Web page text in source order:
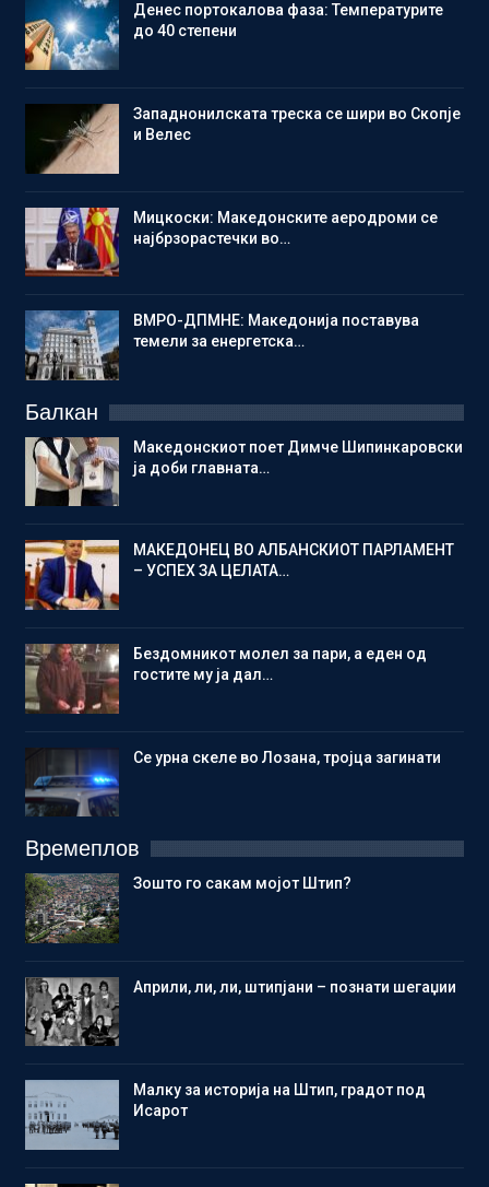
Денес портокалова фаза: Температурите
до 40 степени
Западнонилската треска се шири во Скопје
и Велес
Мицкоски: Македонските аеродроми се
најбрзорастечки во…
ВМРО-ДПМНЕ: Македонија поставува
темели за енергетска…
Балкан
Македонскиот поет Димче Шипинкаровски
ја доби главната…
МАКЕДОНЕЦ ВО АЛБАНСКИОТ ПАРЛАМЕНТ
– УСПЕХ ЗА ЦЕЛАТА…
Бездомникот молел за пари, а еден од
гостите му ја дал…
Се урна скеле во Лозана, тројца загинати
Времеплов
Зошто го сакам мојот Штип?
Aприли, ли, ли, штипјани – познати шегаџии
Малку за историја на Штип, градот под
Исарот